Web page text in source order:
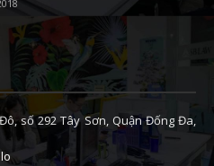
số 292 Tây Sơn, Quận Đống Đa,